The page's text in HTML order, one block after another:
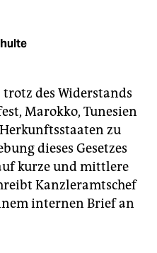
des Widerstands
Marokko, Tunesien
zu
dieses Gesetzes
kurze und mittlere
Kanzleramtschef
internen Brief an